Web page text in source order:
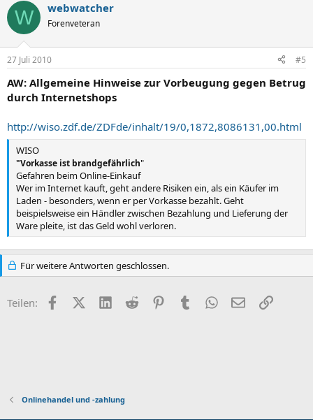
W webwatcher
Forenveteran
27 Juli 2010 #5
AW: Allgemeine Hinweise zur Vorbeugung gegen Betrug
durch Internetshops
http://wiso.zdf.de/ZDFde/inhalt/19/0,1872,8086131,00.html
WISO
"Vorkasse ist brandgefährlich"
Gefahren beim Online-Einkauf
Wer im Internet kauft, geht andere Risiken ein, als ein Käufer im
Laden - besonders, wenn er per Vorkasse bezahlt. Geht
beispielsweise ein Händler zwischen Bezahlung und Lieferung der
Ware pleite, ist das Geld wohl verloren.
Für weitere Antworten geschlossen.
Teilen: FacebookX (Twitter)
LinkedIn
Reddit PinterestTumblr WhatsApp
E-MailLink
Onlinehandel und -zahlung